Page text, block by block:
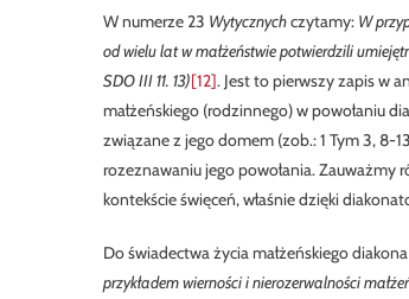
W numerze 23 Wytycznychczytamy: W
od wielu lat w małżeństwie potwierdzili
SDO III 11. 13)[12]. Jest to pierwszy zapis w
małżeńskiego (rodzinnego) w powołaniu
związane z jego domem (zob.: 1 Tym 3, 8-
rozeznawaniu jego powołania. Zauważmy
kontekście święceń, właśnie dzięki
Do świadectwa życia małżeńskiego
przykładem wierności i nierozerwalności